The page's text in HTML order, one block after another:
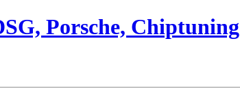
Porsche, Chiptuning